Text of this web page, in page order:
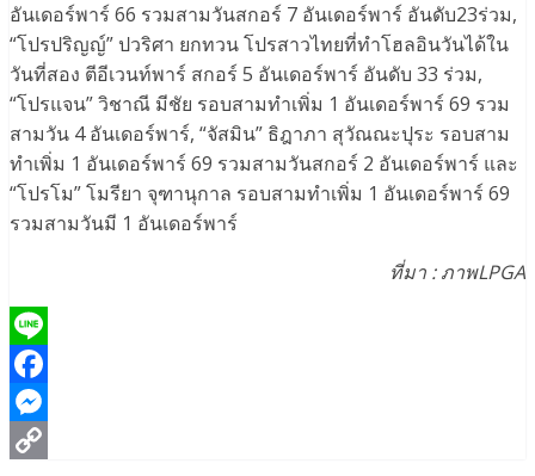
อันเดอร์พาร์ 66 รวมสามวันสกอร์ 7 อันเดอร์พาร์ อันดับ23ร่วม,
“โปรปริญญ์” ปวริศา ยกทวน โปรสาวไทยที่ทำโฮลอินวันได้ใน
วันที่สอง ตีอีเวนท์พาร์ สกอร์ 5 อันเดอร์พาร์ อันดับ 33 ร่วม,
“โปรแจน” วิชาณี มีชัย รอบสามทำเพิ่ม 1 อันเดอร์พาร์ 69 รวม
สามวัน 4 อันเดอร์พาร์, “จัสมิน” ธิฎาภา สุวัณณะปุระ รอบสาม
ทำเพิ่ม 1 อันเดอร์พาร์ 69 รวมสามวันสกอร์ 2 อันเดอร์พาร์ และ
“โปรโม” โมรียา จุฑานุกาล รอบสามทำเพิ่ม 1 อันเดอร์พาร์ 69
รวมสามวันมี 1 อันเดอร์พาร์
ที่มา : ภาพLPGA
Line
Facebook
Messenger